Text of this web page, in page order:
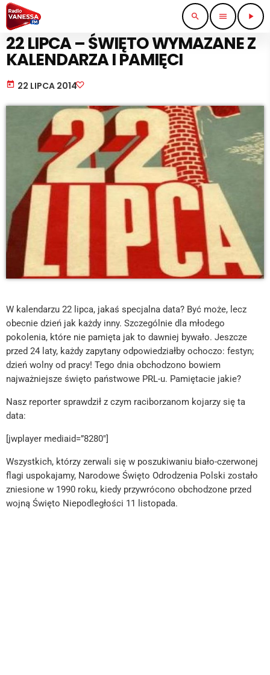
search menu play_arrow
WIADOMOŚCI
22 LIPCA – ŚWIĘTO WYMAZANE Z
KALENDARZA I PAMIĘCI
today 22 LIPCA 2014
W kalendarzu 22 lipca, jakaś specjalna data? Być może, lecz
obecnie dzień jak każdy inny. Szczególnie dla młodego
pokolenia, które nie pamięta jak to dawniej bywało. Jeszcze
przed 24 laty, każdy zapytany odpowiedziałby ochoczo: festyn;
dzień wolny od pracy! Tego dnia obchodzono bowiem
najważniejsze święto państwowe PRL-u. Pamiętacie jakie?
Nasz reporter sprawdził z czym raciborzanom kojarzy się ta
data:
[jwplayer mediaid=”8280″]
Wszystkich, którzy zerwali się w poszukiwaniu biało-czerwonej
flagi uspokajamy, Narodowe Święto Odrodzenia Polski zostało
zniesione w 1990 roku, kiedy przywrócono obchodzone przed
wojną Święto Niepodległości 11 listopada.